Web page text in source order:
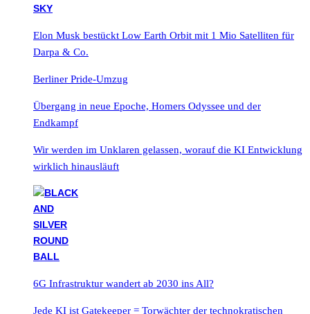
Elon Musk bestückt Low Earth Orbit mit 1 Mio Satelliten für
Darpa & Co.
Berliner Pride-Umzug
Übergang in neue Epoche, Homers Odyssee und der
Endkampf
Wir werden im Unklaren gelassen, worauf die KI Entwicklung
wirklich hinausläuft
6G Infrastruktur wandert ab 2030 ins All?
Jede KI ist Gatekeeper = Torwächter der technokratischen